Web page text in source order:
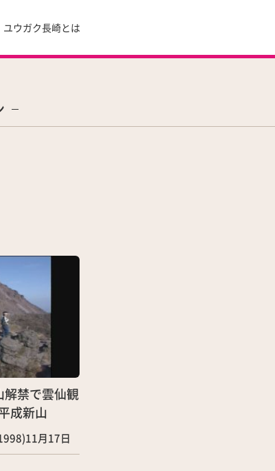
ユウガク長崎とは
解禁で雲仙観
成新山
月17日